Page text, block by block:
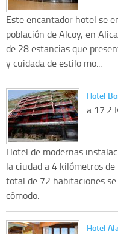
Este encantador hotel se
población de Alcoy, en
de 28 estancias que
y cuidada de estilo mo...
Hotel
a 17.2
Hotel de modernas
la ciudad a 4 kilómetros
total de 72 habitaciones
cómodo.
Hotel